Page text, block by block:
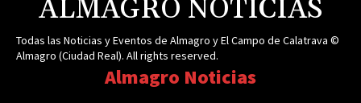
ALMAGRO NOTICIAS
Todas las Noticias y Eventos de Almagro y El Campo de Calatrava ©
Almagro (Ciudad Real). All rights reserved.
Almagro Noticias